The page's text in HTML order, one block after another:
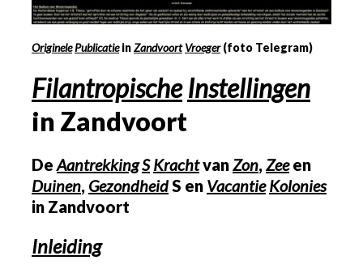
Originele PublicatieinZandvoort Vroeger (foto Telegram)
Filantropische Instellingen
in Zandvoort
DeAantrekkingS KrachtvanZon,Zeeen
Duinen, GezondheidS en Vacantie Kolonies
in Zandvoort
Inleiding